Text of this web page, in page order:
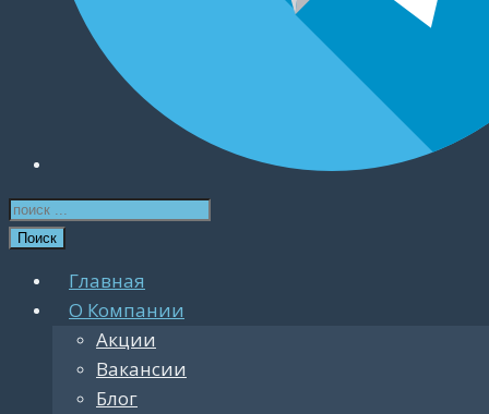
Поиск
Главная
О Компании
Акции
Вакансии
Блог